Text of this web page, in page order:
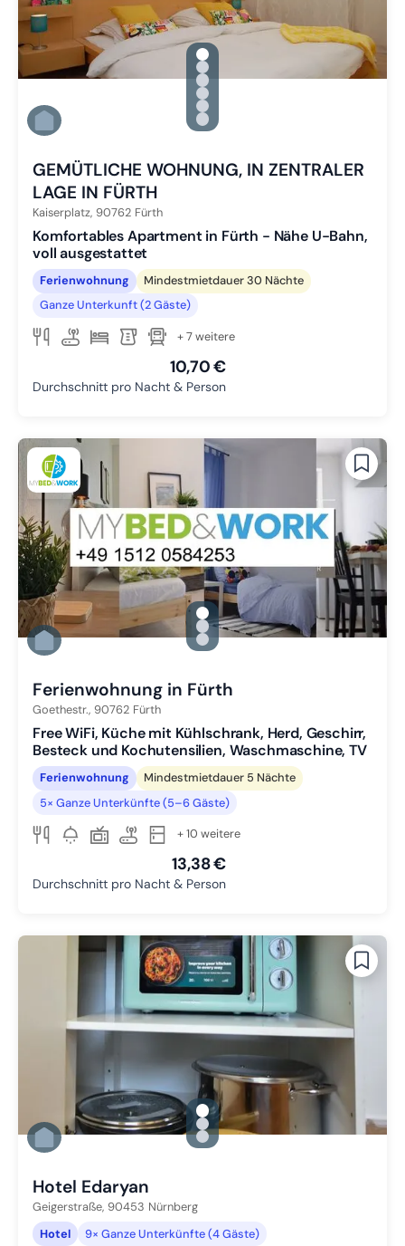
gallery.slide_selector
Zu Slide 1 wechseln
Zu Slide 2 wechseln
Zu Slide 3 wechseln
Zu Slide 4 wechseln
Zu Slide 5 wechseln
Zu Slide 6 wechseln
GEMÜTLICHE WOHNUNG, IN ZENTRALER
LAGE IN FÜRTH
Kaiserplatz, 90762 Fürth
Komfortables Apartment in Fürth - Nähe U-Bahn,
voll ausgestattet
Ferienwohnung
Mindestmietdauer 30 Nächte
Ganze Unterkunft (2 Gäste)
+ 7 weitere
10,70 €
Durchschnitt pro Nacht & Person
gallery.slide_selector
Zu Slide 1 wechseln
Zu Slide 2 wechseln
Zu Slide 3 wechseln
Ferienwohnung in Fürth
Goethestr., 90762 Fürth
Free WiFi, Küche mit Kühlschrank, Herd, Geschirr,
Besteck und Kochutensilien, Waschmaschine, TV
Ferienwohnung
Mindestmietdauer 5 Nächte
5× Ganze Unterkünfte (5–6 Gäste)
+ 10 weitere
13,38 €
Durchschnitt pro Nacht & Person
gallery.slide_selector
Zu Slide 1 wechseln
Zu Slide 2 wechseln
Zu Slide 3 wechseln
Hotel Edaryan
Geigerstraße, 90453 Nürnberg
Hotel
9× Ganze Unterkünfte (4 Gäste)